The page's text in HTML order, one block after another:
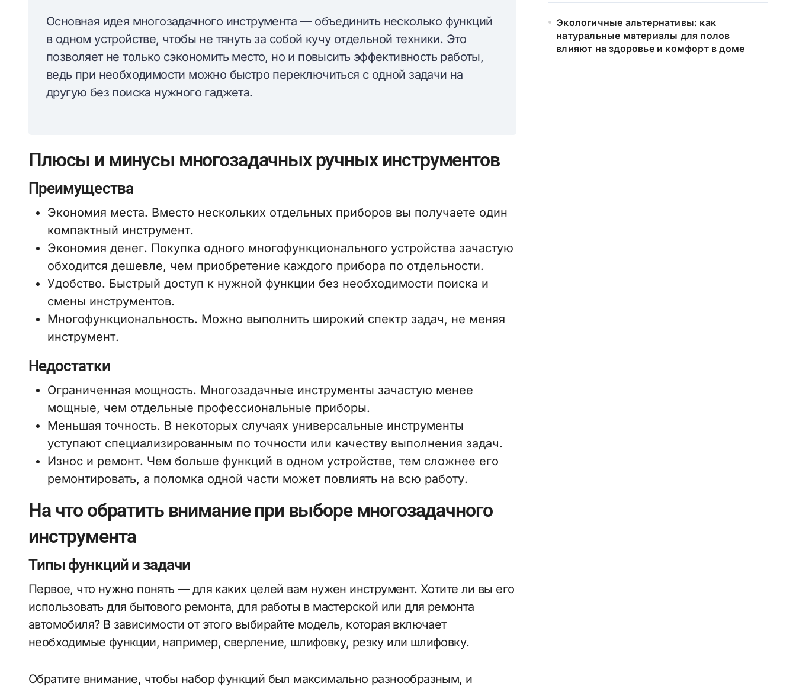
Основная идея многозадачного инструмента — объединить несколько функций
в одном устройстве, чтобы не тянуть за собой кучу отдельной техники. Это
позволяет не только сэкономить место, но и повысить эффективность работы,
ведь при необходимости можно быстро переключиться с одной задачи на
другую без поиска нужного гаджета.
Плюсы и минусы многозадачных ручных инструментов
Преимущества
Экономия места. Вместо нескольких отдельных приборов вы получаете один
компактный инструмент.
Экономия денег. Покупка одного многофункционального устройства зачастую
обходится дешевле, чем приобретение каждого прибора по отдельности.
Удобство. Быстрый доступ к нужной функции без необходимости поиска и
смены инструментов.
Многофункциональность. Можно выполнить широкий спектр задач, не меняя
инструмент.
Недостатки
Ограниченная мощность. Многозадачные инструменты зачастую менее
мощные, чем отдельные профессиональные приборы.
Меньшая точность. В некоторых случаях универсальные инструменты
уступают специализированным по точности или качеству выполнения задач.
Износ и ремонт. Чем больше функций в одном устройстве, тем сложнее его
ремонтировать, а поломка одной части может повлиять на всю работу.
На что обратить внимание при выборе многозадачного
инструмента
Типы функций и задачи
Первое, что нужно понять — для каких целей вам нужен инструмент. Хотите ли вы его
использовать для бытового ремонта, для работы в мастерской или для ремонта
автомобиля? В зависимости от этого выбирайте модель, которая включает
необходимые функции, например, сверление, шлифовку, резку или шлифовку.
Обратите внимание, чтобы набор функций был максимально разнообразным, и
Экологичные альтернативы: как
натуральные материалы для полов
влияют на здоровье и комфорт в доме